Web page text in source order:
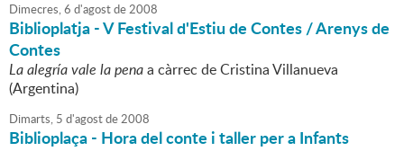
Dimecres,6 d'agostde2008
Biblioplatja - V Festival d'Estiu de Contes / Arenys de
Contes
La alegría vale la penaa càrrec de Cristina Villanueva
(Argentina)
Dimarts, 5 d'agostde2008
Biblioplaça - Hora del conte i taller per a Infants